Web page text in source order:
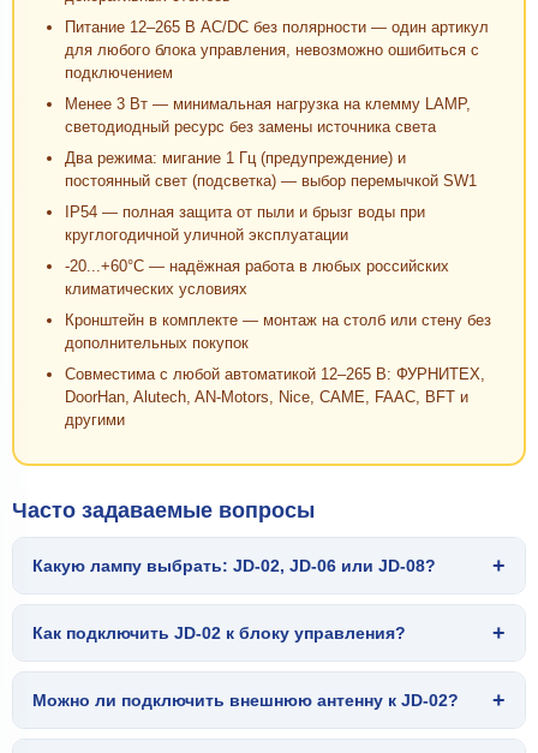
Питание 12–265 В AC/DC без полярности — один артикул
для любого блока управления, невозможно ошибиться с
подключением
Менее 3 Вт — минимальная нагрузка на клемму LAMP,
светодиодный ресурс без замены источника света
Два режима: мигание 1 Гц (предупреждение) и
постоянный свет (подсветка) — выбор перемычкой SW1
IP54 — полная защита от пыли и брызг воды при
круглогодичной уличной эксплуатации
-20...+60°C — надёжная работа в любых российских
климатических условиях
Кронштейн в комплекте — монтаж на столб или стену без
дополнительных покупок
Совместима с любой автоматикой 12–265 В: ФУРНИТЕХ,
DoorHan, Alutech, AN-Motors, Nice, CAME, FAAC, BFT и
другими
Часто задаваемые вопросы
Какую лампу выбрать: JD-02, JD-06 или JD-08? +
Как подключить JD-02 к блоку управления? +
Можно ли подключить внешнюю антенну к JD-02? +